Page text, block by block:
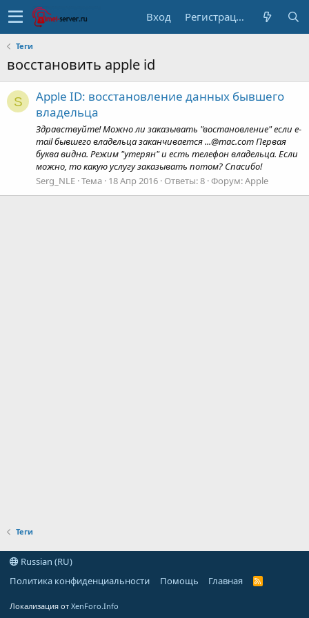
Вход Регистрация
Теги
восстановить apple id
S
Apple ID: восстановление данных бывшего
владельца
Здравствуйте! Можно ли заказывать "востановление" если e-
mail бывшего владельца заканчивается ...@mac.com Первая
буква видна. Режим "утерян" и есть телефон владельца. Если
можно, то какую услугу заказывать потом? Спасибо!
Serg_NLE Тема 18 Апр 2016 Ответы: 8 Форум:Apple
Теги
Russian (RU)
Политика конфиденциальности
Помощь Главная
R
Локализация от XenForo.Info